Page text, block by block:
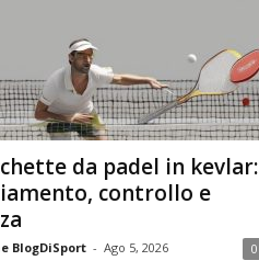
da padel in kevlar:
controllo e
BlogDiSport - Ago 5, 2026 0